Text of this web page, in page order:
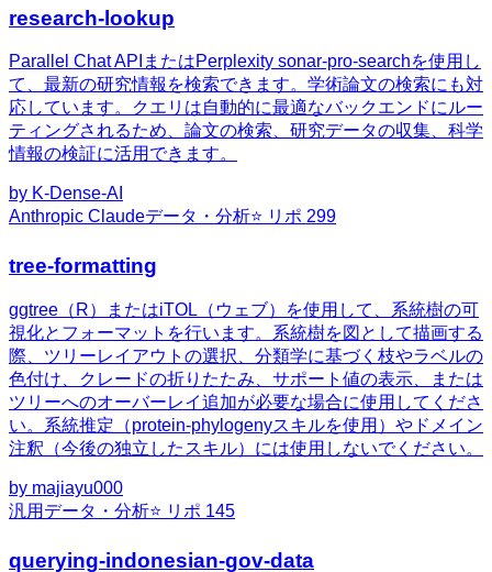
research-lookup
Parallel Chat APIまたはPerplexity sonar-pro-searchを使用し
て、最新の研究情報を検索できます。学術論文の検索にも対
応しています。クエリは自動的に最適なバックエンドにルー
ティングされるため、論文の検索、研究データの収集、科学
情報の検証に活用できます。
by K-Dense-AI
Anthropic Claudeデータ・分析⭐ リポ 299
tree-formatting
ggtree（R）またはiTOL（ウェブ）を使用して、系統樹の可
視化とフォーマットを行います。系統樹を図として描画する
際、ツリーレイアウトの選択、分類学に基づく枝やラベルの
色付け、クレードの折りたたみ、サポート値の表示、または
ツリーへのオーバーレイ追加が必要な場合に使用してくださ
い。系統推定（protein-phylogenyスキルを使用）やドメイン
注釈（今後の独立したスキル）には使用しないでください。
by majiayu000
汎用 データ・分析⭐ リポ 145
querying-indonesian-gov-data